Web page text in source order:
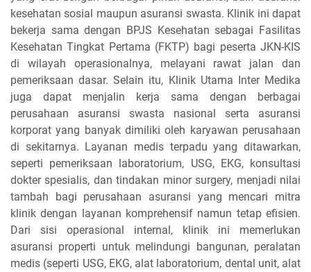
kesehatan sosial maupun asuransi swasta. Klinik ini dapat
bekerja sama dengan BPJS Kesehatan sebagai Fasilitas
Kesehatan Tingkat Pertama (FKTP) bagi peserta JKN-KIS
di wilayah operasionalnya, melayani rawat jalan dan
pemeriksaan dasar. Selain itu, Klinik Utama Inter Medika
juga dapat menjalin kerja sama dengan berbagai
perusahaan asuransi swasta nasional serta asuransi
korporat yang banyak dimiliki oleh karyawan perusahaan
di sekitarnya. Layanan medis terpadu yang ditawarkan,
seperti pemeriksaan laboratorium, USG, EKG, konsultasi
dokter spesialis, dan tindakan minor surgery, menjadi nilai
tambah bagi perusahaan asuransi yang mencari mitra
klinik dengan layanan komprehensif namun tetap efisien.
Dari sisi operasional internal, klinik ini memerlukan
asuransi properti untuk melindungi bangunan, peralatan
medis (seperti USG, EKG, alat laboratorium, dental unit, alat